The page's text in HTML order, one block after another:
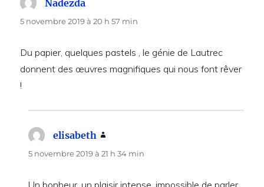
Nadezda
5 novembre 2019 à 20 h 57 min
Du papier, quelques pastels , le génie de Lautrec
donnent des œuvres magnifiques qui nous font rêver
!
elisabeth
5 novembre 2019 à 21 h 34 min
Un bonheur, un plaisir intense, impossible de parler